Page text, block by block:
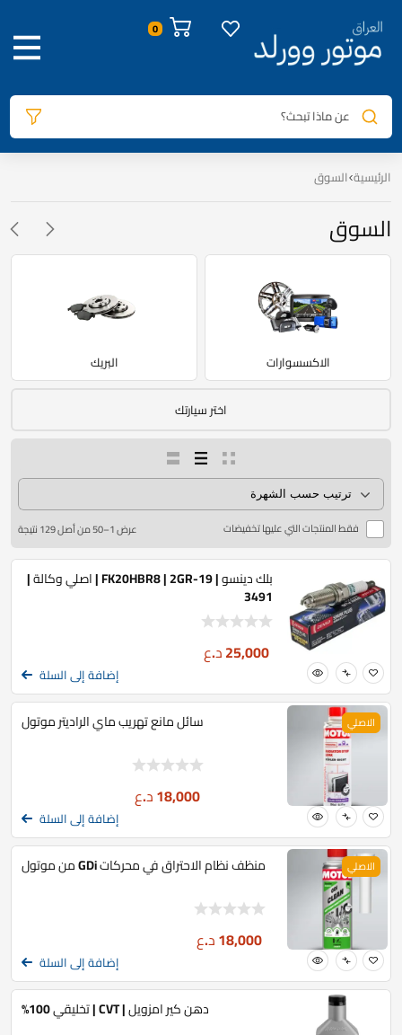
0
عن ماذا تبحث؟
الرئيسية السوق
السوق
الاكسسوارات البريك
اختر سيارتك
فقط المنتجات التي عليها تخفيضات عرض 1–50 من أصل 129 نتيجة
بلك دينسو | FK20HBR8 | 2GR-19 | اصلي وكالة |
3491
25,000د.ع
إضافة إلى السلة
الاصلي سائل مانع تهريب ماي الراديتر موتول
18,000د.ع
إضافة إلى السلة
الاصلي منظف نظام الاحتراق في محركات GDi من موتول
18,000د.ع
إضافة إلى السلة
دهن كير امزويل | CVT | تخليقي 100%